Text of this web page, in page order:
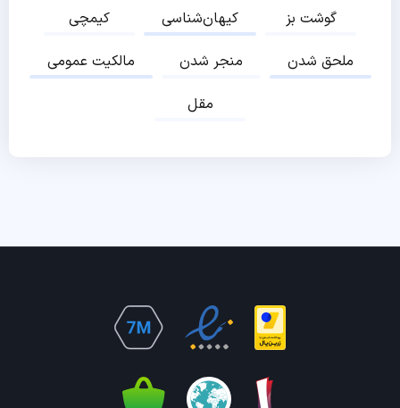
کیمچی
کیهان‌شناسی
گوشت بز
مالکیت عمومی
منجر شدن
ملحق شدن
مقل